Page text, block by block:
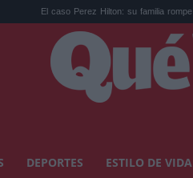
Perez Hilton: su familia rompe el silencio...
DEPORTES ESTILO DE VIDA